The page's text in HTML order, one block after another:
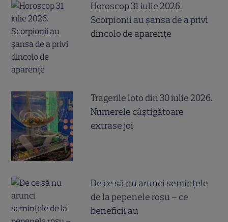
Horoscop 31 iulie 2026.
Scorpionii au șansa de a privi
dincolo de aparențe
Tragerile loto din 30 iulie 2026.
Numerele câştigătoare
extrase joi
De ce să nu arunci semințele
de la pepenele roșu – ce
beneficii au